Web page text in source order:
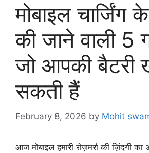
मोबाइल चार्जिंग
की जाने वाली 5
जो आपकी बैटरी
सकती हैं
February 8, 2026 by Mohit
आज मोबाइल हमारी रोज़मर्रा की ज़िंदगी